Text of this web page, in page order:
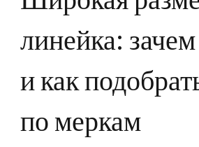
линейка:
и как
по меркам